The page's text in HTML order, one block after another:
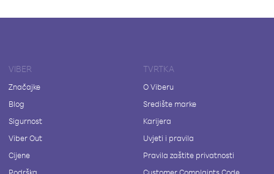
VIBER
Značajke
Blog
Sigurnost
Viber Out
Cijene
TVRTKA
O Viberu
Središte marke
Karijera
Uvjeti i pravila
Pravila zaštite privatnosti